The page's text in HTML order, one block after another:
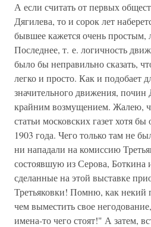
А если считать от первых
Дягилева, то и сорок лет
бывшее кажется очень
Последнее, т. е. логичность
было бы неправильно сказать,
легко и просто. Как и подобает
значительного движения, почин
крайним возмущением. Жалею,
статьи московских газет хотя
1903 года. Чего только там не
ни нападали на комиссию
состоявшую из Серова, Боткина
сделанные на этой выставке
Третьяковки! Помню, как некий
чем выместить свое
имена-то чего стоят!" А затем,